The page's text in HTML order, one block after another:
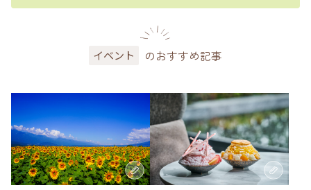
イベント のおすすめ記事